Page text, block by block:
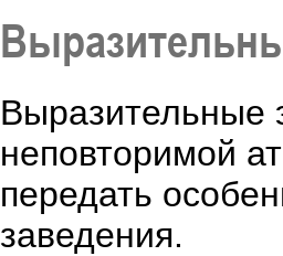
Выразительные
неповторимой
передать
заведения.